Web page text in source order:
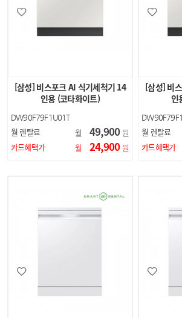
[삼성] 비스포크 AI 식기세척기 14
인용 (코타화이트)
DW90F79F1U01T
월 렌탈료 월 49,900 원
카드혜택가
월 24,900 원
[삼성] 비
인
월 렌탈료
카드혜택가